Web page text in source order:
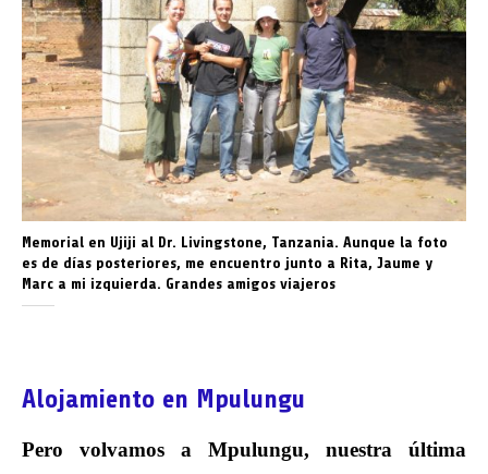
Memorial en Ujiji al Dr. Livingstone, Tanzania. Aunque la foto
es de días posteriores, me encuentro junto a Rita, Jaume y
Marc a mi izquierda. Grandes amigos viajeros
Alojamiento en Mpulungu
Pero volvamos a Mpulungu, nuestra última